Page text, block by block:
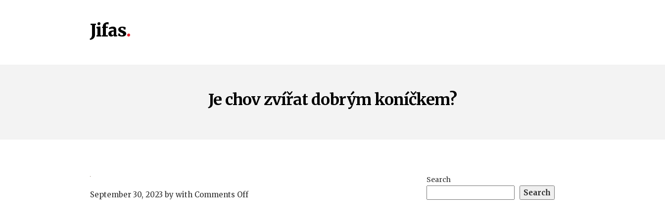
Jifas
Je chov zvířat dobrým koníčkem?
September 30, 2023 by with Comments Offon
Search
Search